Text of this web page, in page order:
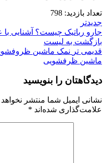
تعداد بازدید: 798
جدیدتر
جارو رباتیک چیست؟ آشنایی با
بازگشت به لیست
قدیمی تر نمک ماشین
ماشین ظرفشویی
دیدگاهتان را بنویسید
نشانی ایمیل شما منتشر
علامت‌گذاری شده‌اند *